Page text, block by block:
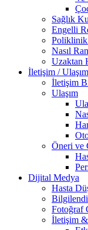
Sağlık
Engelli
Poliklinik
Nasıl
Uzaktan
İletişim / Ulaşım
İletişim
Ulaşım
Öneri ve
Dijital Medya
Hasta
Fotoğraf
İletişim &